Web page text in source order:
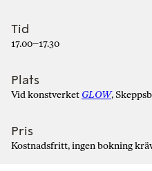
Tid
17.00–17.30
Plats
Vid konstverket GLOW,
Pris
Kostnadsfritt, ingen bokning